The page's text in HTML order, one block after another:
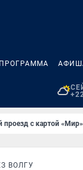
проезд с картой «Мир»
ВОЛГУ